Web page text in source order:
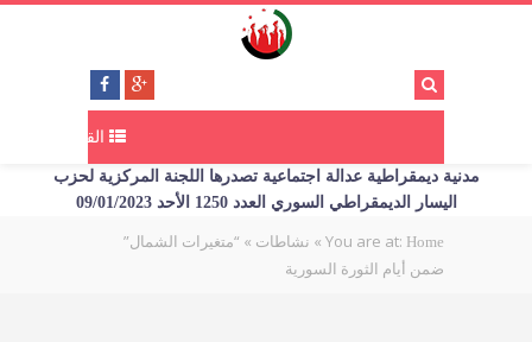
القائمة
مدنية ديمقراطية عدالة اجتماعية تصدرها اللجنة المركزية لحزب
اليسار الديمقراطي السوري العدد 1250 الأحد 09/01/2023
You are at: Home
» نشاطات » “متغيرات الشمال”
ضمن أيام الثورة السورية